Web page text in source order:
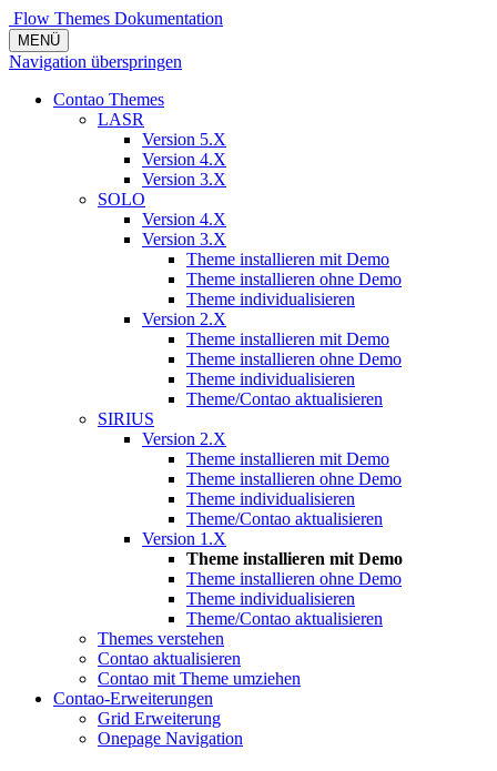
Flow Themes Dokumentation
MENÜ
Navigation überspringen
Contao Themes
LASR
Version 5.X
Version 4.X
Version 3.X
SOLO
Version 4.X
Version 3.X
Theme installieren mit Demo
Theme installieren ohne Demo
Theme individualisieren
Version 2.X
Theme installieren mit Demo
Theme installieren ohne Demo
Theme individualisieren
Theme/Contao aktualisieren
SIRIUS
Version 2.X
Theme installieren mit Demo
Theme installieren ohne Demo
Theme individualisieren
Theme/Contao aktualisieren
Version 1.X
Theme installieren mit Demo
Theme installieren ohne Demo
Theme individualisieren
Theme/Contao aktualisieren
Themes verstehen
Contao aktualisieren
Contao mit Theme umziehen
Contao-Erweiterungen
Grid Erweiterung
Onepage Navigation